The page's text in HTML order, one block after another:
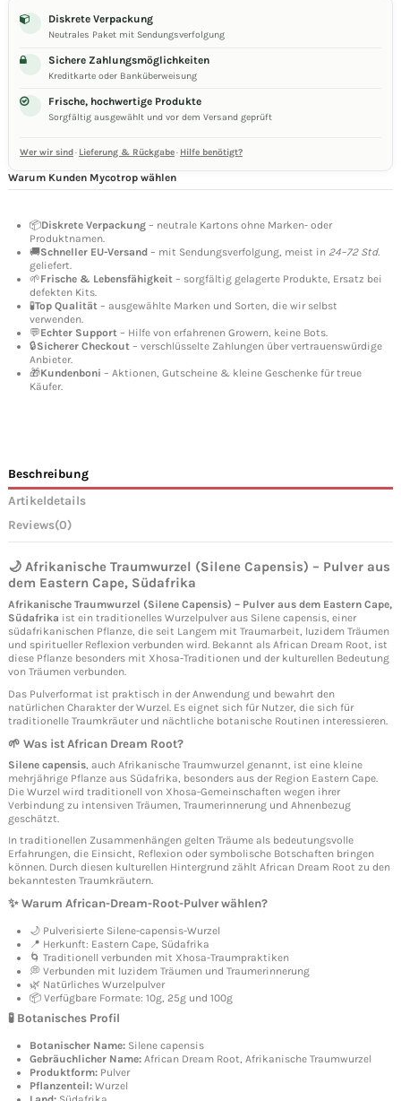
Diskrete Verpackung
Neutrales Paket mit Sendungsverfolgung
Sichere Zahlungsmöglichkeiten
Kreditkarte oder Banküberweisung
Frische, hochwertige Produkte
Sorgfältig ausgewählt und vor dem Versand geprüft
Wer wir sind· Lieferung & Rückgabe· Hilfe benötigt?
Warum Kunden Mycotrop wählen
📦Diskrete Verpackung – neutrale Kartons ohne Marken- oder
Produktnamen.
🚚Schneller EU-Versand – mit Sendungsverfolgung, meist in 24–72 Std.
geliefert.
🌱Frische & Lebensfähigkeit – sorgfältig gelagerte Produkte, Ersatz bei
defekten Kits.
🧪Top Qualität – ausgewählte Marken und Sorten, die wir selbst
verwenden.
💬Echter Support – Hilfe von erfahrenen Growern, keine Bots.
🔒Sicherer Checkout – verschlüsselte Zahlungen über vertrauenswürdige
Anbieter.
🎁Kundenboni – Aktionen, Gutscheine & kleine Geschenke für treue
Käufer.
Beschreibung
Artikeldetails
Reviews(0)
🌙 Afrikanische Traumwurzel (Silene Capensis) – Pulver aus
dem Eastern Cape, Südafrika
Afrikanische Traumwurzel (Silene Capensis) – Pulver aus dem Eastern Cape,
Südafrika ist ein traditionelles Wurzelpulver aus Silene capensis, einer
südafrikanischen Pflanze, die seit Langem mit Traumarbeit, luzidem Träumen
und spiritueller Reflexion verbunden wird. Bekannt als African Dream Root, ist
diese Pflanze besonders mit Xhosa-Traditionen und der kulturellen Bedeutung
von Träumen verbunden.
Das Pulverformat ist praktisch in der Anwendung und bewahrt den
natürlichen Charakter der Wurzel. Es eignet sich für Nutzer, die sich für
traditionelle Traumkräuter und nächtliche botanische Routinen interessieren.
🌱 Was ist African Dream Root?
Silene capensis , auch Afrikanische Traumwurzel genannt, ist eine kleine
mehrjährige Pflanze aus Südafrika, besonders aus der Region Eastern Cape.
Die Wurzel wird traditionell von Xhosa-Gemeinschaften wegen ihrer
Verbindung zu intensiven Träumen, Traumerinnerung und Ahnenbezug
geschätzt.
In traditionellen Zusammenhängen gelten Träume als bedeutungsvolle
Erfahrungen, die Einsicht, Reflexion oder symbolische Botschaften bringen
können. Durch diesen kulturellen Hintergrund zählt African Dream Root zu den
bekanntesten Traumkräutern.
✨ Warum African-Dream-Root-Pulver wählen?
🌙 Pulverisierte Silene-capensis-Wurzel
📍 Herkunft: Eastern Cape, Südafrika
🌀 Traditionell verbunden mit Xhosa-Traumpraktiken
💭 Verbunden mit luzidem Träumen und Traumerinnerung
🌿 Natürliches Wurzelpulver
📦 Verfügbare Formate: 10g, 25g und 100g
🧪 Botanisches Profil
Botanischer Name: Silene capensis
Gebräuchlicher Name: African Dream Root, Afrikanische Traumwurzel
Produktform: Pulver
Pflanzenteil: Wurzel